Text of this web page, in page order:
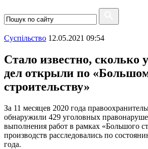
Суспiльство 12.05.2021 09:54
Стало известно, сколько
дел открыли по
строительству»
За 11 месяцев 2020 года
обнаружили 429 уголовных
выполнения работ в рамках «Большого
производств расследовались по
года.